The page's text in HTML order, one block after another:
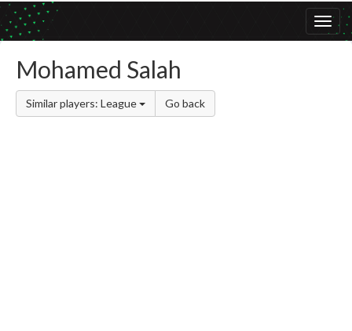
Mohamed Salah
Similar players: League Go back